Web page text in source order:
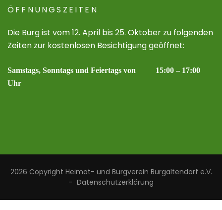
ÖFFNUNGSZEITEN
Die Burg ist vom 12. April bis 25. Oktober zu folgenden
Zeiten zur kostenlosen Besichtigung geöffnet:
Samstags, Sonntags und Feiertags von 15:00 – 17:00
Uhr
2026 Copyright Heimat- und Burgverein Burgaltendorf e.V.
- Datenschutzerklärung